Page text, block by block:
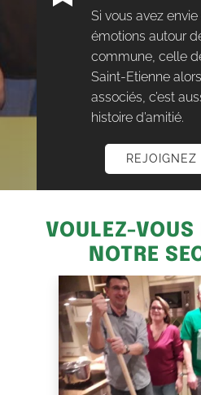
Si vous avez
émotions autour
commune, celle
Saint-Etienne
associés, c’est
histoire d’amitié.
REJOIGNEZ
VOULEZ-VOUS
NOTRE